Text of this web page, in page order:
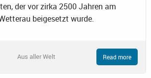
der vor zirka 2500 Jahren am
beigesetzt wurde.
Aus aller Welt Read more